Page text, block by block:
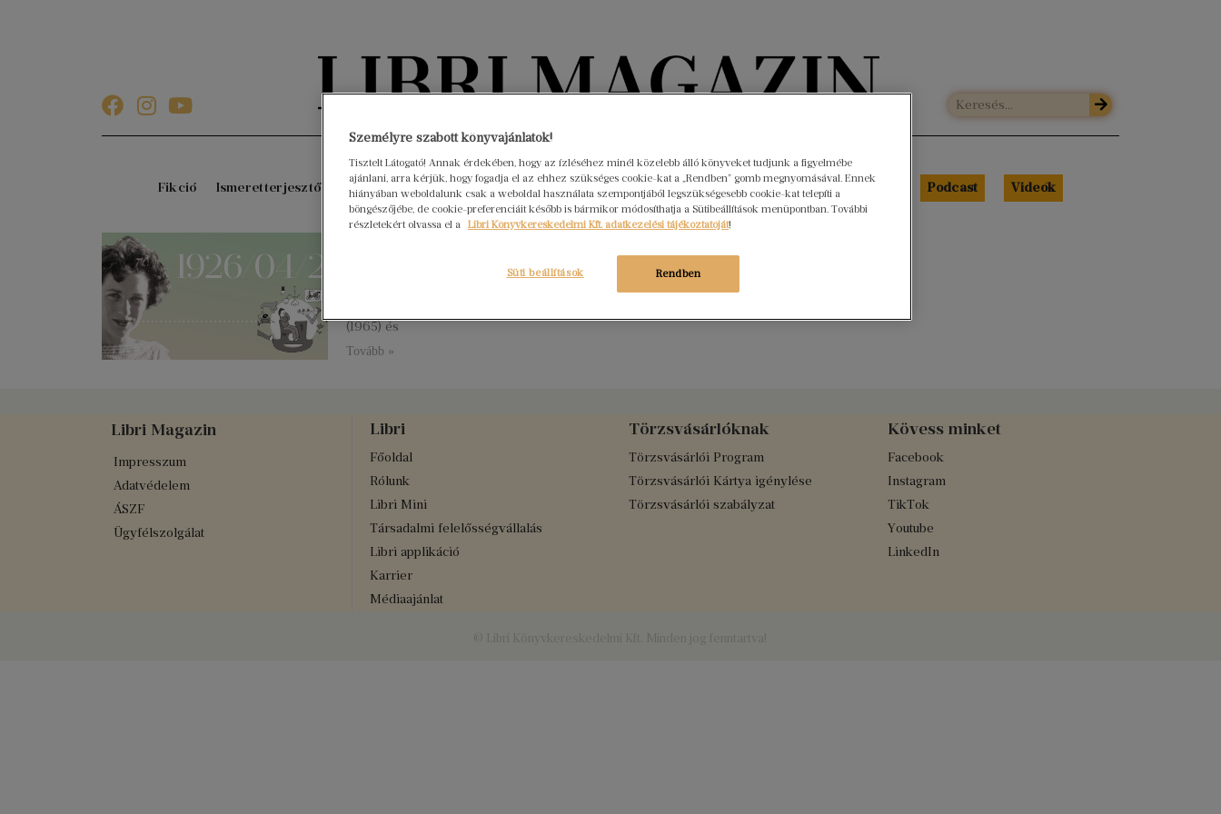
Könyvektől az olvasókig
Fikció Ismeretterjesztő Gyerekkönyvek Interjúk Beleolvasó A hónap könyvei HÍREK Libri Portré Podcast Videók
Nincs hozzászólás
Kucses Éva Etelka Nanetta néven született Kossuth- és József Attila-díjas
(1965) és
Tovább »
Libri Magazin
Impresszum
Adatvédelem
ÁSZF
Ügyfélszolgálat
Libri
Főoldal
Rólunk
Libri Mini
Társadalmi felelősségvállalás
Libri applikáció
Karrier
Médiaajánlat
Törzsvásárlóknak
Törzsvásárlói Program
Törzsvásárlói Kártya igénylése
Törzsvásárlói szabályzat
Kövess minket
Facebook
Instagram
TikTok
Youtube
LinkedIn
Személyre szabott könyvajánlatok!
Tisztelt Látogató! Annak érdekében, hogy az ízléséhez minél közelebb álló könyveket tudjunk a figyelmébe
ajánlani, arra kérjük, hogy fogadja el az ehhez szükséges cookie-kat a „Rendben” gomb megnyomásával. Ennek
hiányában weboldalunk csak a weboldal használata szempontjából legszükségesebb cookie-kat telepíti a
böngészőjébe, de cookie-preferenciáit később is bármikor módosíthatja a Sütibeállítások menüpontban. További
részletekért olvassa el a Libri Könyvkereskedelmi Kft. adatkezelési tájékoztatóját!
Rendben
Süti beállítások